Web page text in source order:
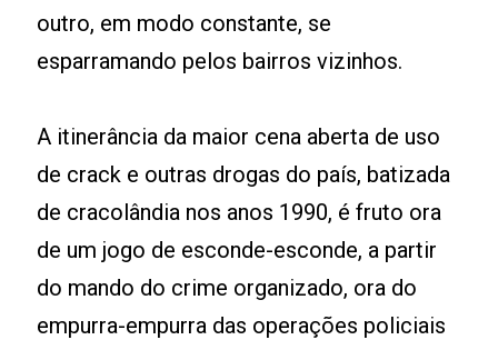
outro, em modo constante, se
esparramando pelos bairros vizinhos.
A itinerância da maior cena aberta de uso
de crack e outras drogas do país, batizada
de cracolândia nos anos 1990, é fruto ora
de um jogo de esconde-esconde, a partir
do mando do crime organizado, ora do
empurra-empurra das operações policiais